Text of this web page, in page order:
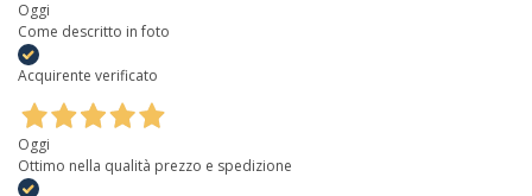
Oggi
Come descritto in foto
Acquirente verificato
Oggi
Ottimo nella qualità prezzo e spedizione